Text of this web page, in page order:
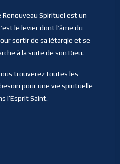
Renouveau Spirituel est un
le levier dont l’âme du
sortir de sa létargie et se
à la suite de son Dieu.
trouverez toutes les
pour une vie spirituelle
l’Esprit Saint.